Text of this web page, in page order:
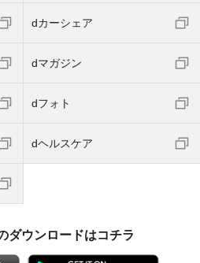
dカーシェア
dマガジン
dフォト
dヘルスケア
ダウンロードはコチラ